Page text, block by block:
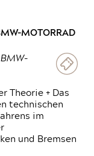
MOTORRAD
Theorie + Das
technischen
im
und Bremsen